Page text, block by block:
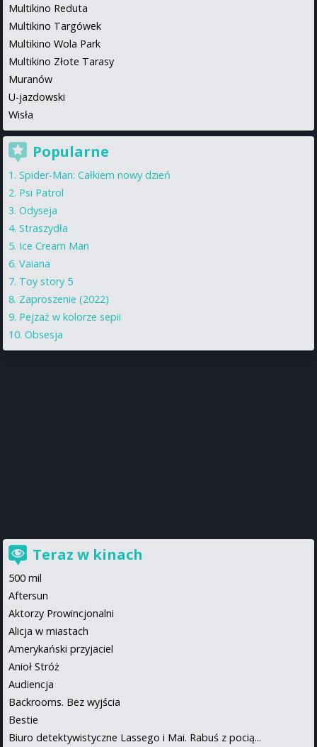
Multikino Reduta
Multikino Targówek
Multikino Wola Park
Multikino Złote Tarasy
Muranów
U-jazdowski
Wisła
Popularne
Spider-Man: Całkiem nowy dzień
Psi Patrol
Odyseja
Straszydła
Ice Cream Man
Vaiana
Toy story 5
Zaproszenie (2022)
Pejzaż w kolorze sepii
Obsesja
Teraz w kinach
500 mil
Aftersun
Aktorzy Prowincjonalni
Alicja w miastach
Amerykański przyjaciel
Anioł Stróż
Audiencja
Backrooms. Bez wyjścia
Bestie
Biuro detektywistyczne Lassego i Mai. Rabuś z pocią...